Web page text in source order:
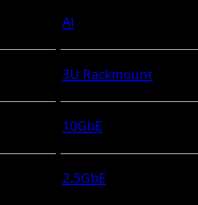
AI
3U Rackmount
10GbE
2.5GbE